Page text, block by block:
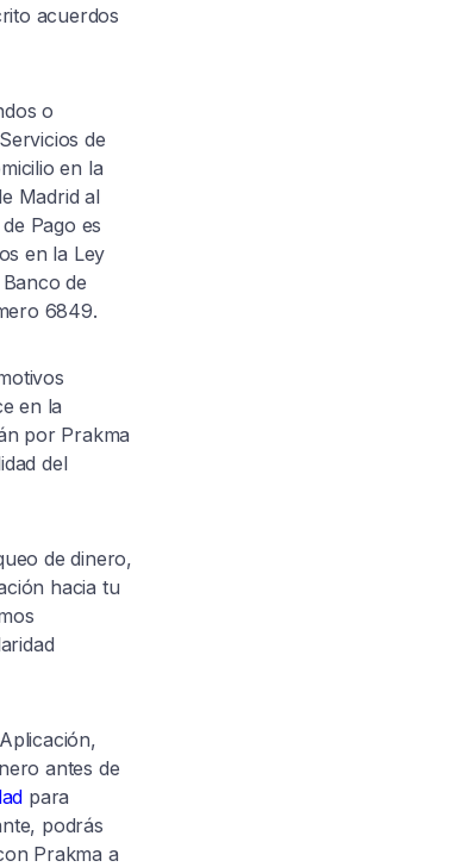
acuerdos
o
de
en la
Madrid al
Pago es
en la Ley
de
6849.
en la
por Prakma
del
de dinero,
hacia tu
antes de
para
podrás
Prakma a